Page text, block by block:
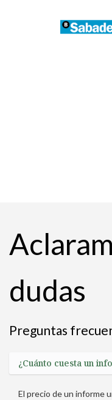
dudas
Preguntas
¿Cuánto cuesta un
El precio de un informe